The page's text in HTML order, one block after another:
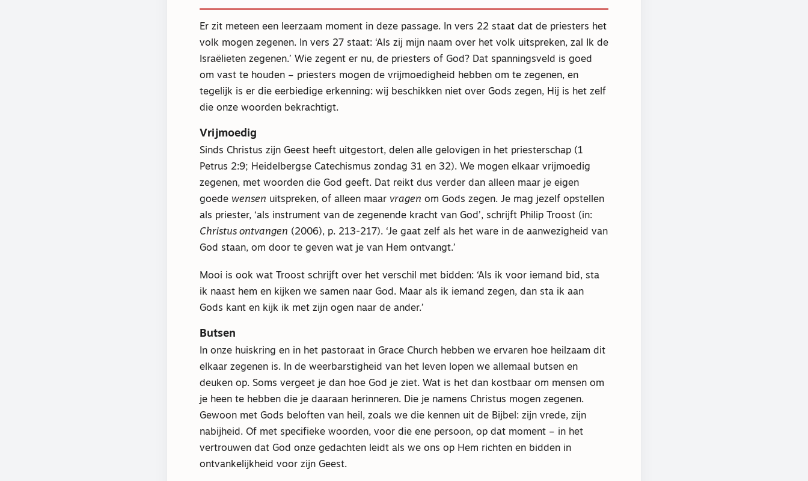
Er zit meteen een leerzaam moment in deze passage. In vers 22 staat dat de priesters het
volk mogen zegenen. In vers 27 staat: ‘Als zij mijn naam over het volk uitspreken, zal Ik de
Israëlieten zegenen.’ Wie zegent er nu, de priesters of God? Dat spanningsveld is goed
om vast te houden – priesters mogen de vrijmoedigheid hebben om te zegenen, en
tegelijk is er die eerbiedige erkenning: wij beschikken niet over Gods zegen, Hij is het zelf
die onze woorden bekrachtigt.
Vrijmoedig
Sinds Christus zijn Geest heeft uitgestort, delen alle gelovigen in het priesterschap (1
Petrus 2:9; Heidelbergse Catechismus zondag 31 en 32). We mogen elkaar vrijmoedig
zegenen, met woorden die God geeft. Dat reikt dus verder dan alleen maar je eigen
goede wensen uitspreken, of alleen maar vragen om Gods zegen. Je mag jezelf opstellen
als priester, ‘als instrument van de zegenende kracht van God’, schrijft Philip Troost (in:
Christus ontvangen (2006), p. 213-217). ‘Je gaat zelf als het ware in de aanwezigheid van
God staan, om door te geven wat je van Hem ontvangt.’
Mooi is ook wat Troost schrijft over het verschil met bidden: ‘Als ik voor iemand bid, sta
ik naast hem en kijken we samen naar God. Maar als ik iemand zegen, dan sta ik aan
Gods kant en kijk ik met zijn ogen naar de ander.’
Butsen
In onze huiskring en in het pastoraat in Grace Church hebben we ervaren hoe heilzaam dit
elkaar zegenen is. In de weerbarstigheid van het leven lopen we allemaal butsen en
deuken op. Soms vergeet je dan hoe God je ziet. Wat is het dan kostbaar om mensen om
je heen te hebben die je daaraan herinneren. Die je namens Christus mogen zegenen.
Gewoon met Gods beloften van heil, zoals we die kennen uit de Bijbel: zijn vrede, zijn
nabijheid. Of met specifieke woorden, voor die ene persoon, op dat moment – in het
vertrouwen dat God onze gedachten leidt als we ons op Hem richten en bidden in
ontvankelijkheid voor zijn Geest.